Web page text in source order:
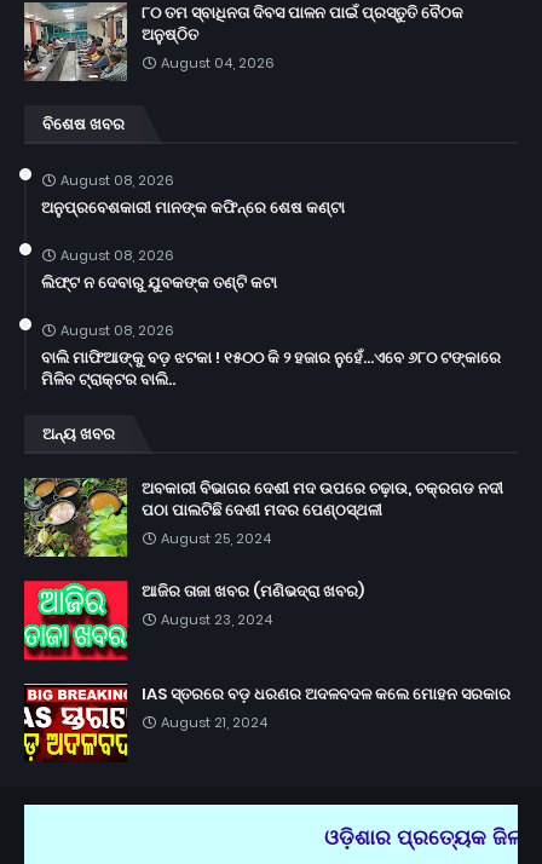
୮୦ ତମ ସ୍ବାଧିନତା ଦିବସ ପାଳନ ପାଇଁ ପ୍ରସ୍ତୁତି ବୈଠକ
ଅନୁଷ୍ଠିତ
August 04, 2026
ବିଶେଷ ଖବର
August 08, 2026
ଅନୁପ୍ରବେଶକାରୀ ମାନଙ୍କ କଫିନ୍‌ରେ ଶେଷ କଣ୍ଟା
August 08, 2026
ଲିଫ୍ଟ ନ ଦେବାରୁ ଯୁବକଙ୍କ ତଣ୍ଟି କଟା
August 08, 2026
ବାଲି ମାଫିଆଙ୍କୁ ବଡ଼ ଝଟକା ! ୧୫୦୦ କି ୨ ହଜାର ନୁହେଁ...ଏବେ ୬୮୦ ଟଙ୍କାରେ
ମିଳିବ ଟ୍ରାକ୍ଟର ବାଲି..
ଅନ୍ୟ ଖବର
ଅବକାରୀ ବିଭାଗର ଦେଶୀ ମଦ ଉପରେ ଚଢ଼ାଉ, ଚକ୍ରଗଡ ନଦୀ
ପଠା ପାଲଟିଛି ଦେଶୀ ମଦର ପେଣ୍ଠସ୍ଥଳୀ
August 25, 2024
ଆଜିର ତାଜା ଖବର (ମଣିଭଦ୍ରା ଖବର)
August 23, 2024
IAS ସ୍ତରରେ ବଡ଼ ଧରଣର ଅଦଳବଦଳ କଲେ ମୋହନ ସରକାର
August 21, 2024
ଓଡ଼ିଶାର ପ୍ରତ୍ୟେକ ଜିଲ୍ଲା